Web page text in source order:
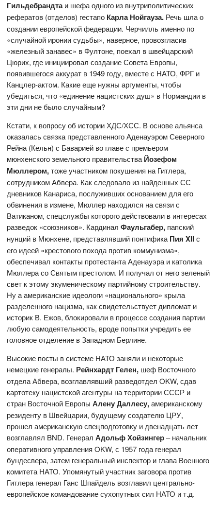
Гильдебрандтаи шефа одного из внутриполитических
рефератов (отделов) гестапо Карла Нойгауза. Речь шла о
создании европейской федерации. Черчилль именно по
«случайной иронии судьбы», наверное, провозгласив
«железный занавес» в Фултоне, поехал в швейцарский
Цюрих, где инициировал создание Совета Европы,
появившегося аккурат в 1949 году, вместе с НАТО, ФРГ и
Канцлер-актом. Какие еще нужны аргументы, чтобы
убедиться, что «единение нацистских душ» в Нормандии в
эти дни не было случайным?
Кстати, к вопросу об истории ХДС/ХСС. В основе альянса
оказалась связка представленного Аденауэром Северного
Рейна (Кельн) с Баварией во главе с премьером
мюнхенского земельного правительства Йозефом
Мюллером,тоже участником покушения на Гитлера,
сотрудником Абвера. Как следовало из найденных СС
дневников Канариса, послуживших основанием для его
обвинения в измене, Мюллер находился на связи с
Ватиканом, спецслужбы которого действовали в интересах
разведок «союзников». КардиналФаульгабер, папский
нунций в Мюнхене, представлявший понтифика ПияXIIс
его идеей «крестового похода против коммунизма»,
обеспечивал контакты протестанта Аденауэра и католика
Мюллера со Святым престолом. И получал от него зеленый
свет к этому экуменическому партийному строительству.
Ну а американские идеологи «национального» крыла
разделенного нацизма, как свидетельствует дипломат и
историк В. Ежов, блокировали в процессе создания партии
любую самодеятельность, вроде попытки учредить ее
головное отделение в Западном Берлине.
Высокие посты в системе НАТО заняли и некоторые
немецкие генералы. Рейнхардт Гелен, шеф Восточного
отдела Абвера, возглавлявший разведотдел OKW, сдав
картотеку нацистской агентуры на территории СССР и
стран Восточной ЕвропыАлену Даллесу,американскому
резиденту в Швейцарии, будущему создателю ЦРУ,
прошел американскую спецподготовку и двенадцать лет
возглавлял BND. ГенералАдольф Хойзингер– начальник
оперативного управления OKW, с 1957 года генерал
бундесвера, затем генеральный инспектор и глава Военного
комитета НАТО. Упомянутый участник заговора против
Гитлера генерал Ганс Шпайдель возглавил центрально-
европейское командование сухопутных сил НАТО и т.д.